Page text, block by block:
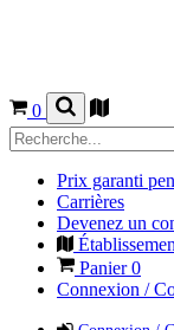
0
Prix garanti
Carrières
Devenez un
Panier0
Connexion /